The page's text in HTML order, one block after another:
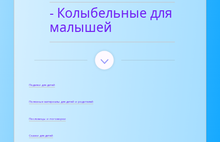
- Колыбельные для
малышей
Поделки для детей
Полезные материалы для детей и родителей
Пословицы и поговорки
Сказки для детей